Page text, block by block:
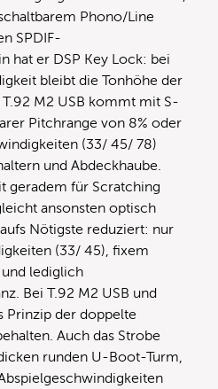
Phono/Line
SPDIF-
hat er DSP Key Lock: bei
bleibt die Tonhöhe der
M2 USB kommt mit S-
Pitchrange von 8% oder
(33/ 45/ 78)
und Abdeckhaube.
geradem für Scratching
ansonsten optisch
Nötigste reduziert: nur
(33/ 45), fixem
lediglich
Bei T.92 M2 USB und
Prinzip der doppelte
Auch das Strobe
runden U-Boot-Turm,